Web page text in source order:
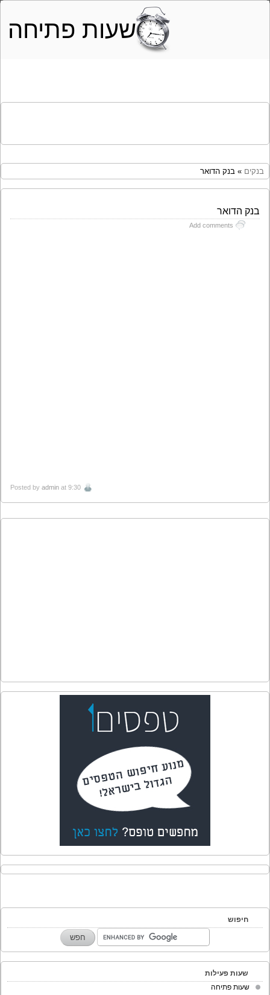
שעות פתיחה
בנקים » בנק הדואר
בנק הדואר
Add comments
Posted by admin at 9:30
חיפוש
שעות פעילות
שעות פתיחה